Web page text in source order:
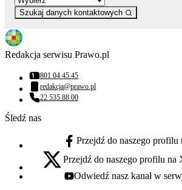
Szukaj danych kontaktowych
Redakcja serwisu Prawo.pl
Numer telefonu:
801 04 45 45
Adres email:
redakcja@prawo.pl
Numer telefonu:
22 535 88 00
Śledź nas
facebook - otwiera się w nowej karcie
Przejdź do naszego profilu
x - otwiera się w nowej karcie
Przejdź do naszego profilu
youtube - otwiera się w nowej karcie
Odwiedź nasz kanał w